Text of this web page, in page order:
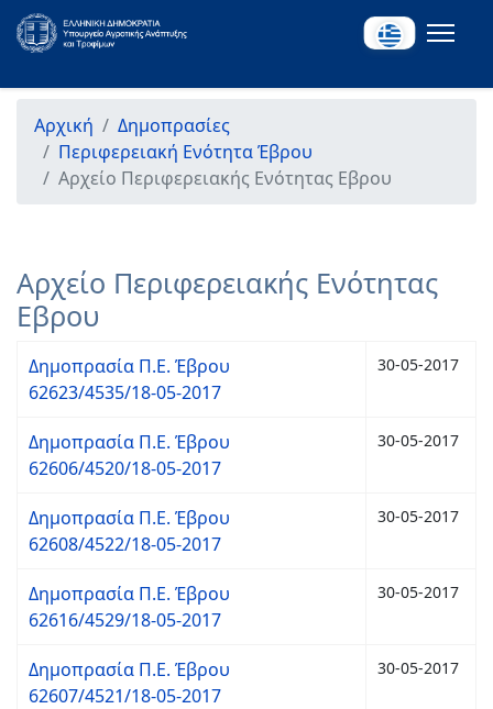
Αρχική
Δημοπρασίες
Περιφερειακή Ενότητα Έβρου
Αρχείο Περιφερειακής Ενότητας Εβρου
Αρχείο Περιφερειακής Ενότητας
Εβρου
Δημοπρασία Π.Ε. Έβρου
62623/4535/18-05-2017
30-05-2017
Δημοπρασία Π.Ε. Έβρου
62606/4520/18-05-2017
30-05-2017
Δημοπρασία Π.Ε. Έβρου
62608/4522/18-05-2017
30-05-2017
Δημοπρασία Π.Ε. Έβρου
62616/4529/18-05-2017
30-05-2017
Δημοπρασία Π.Ε. Έβρου
62607/4521/18-05-2017
30-05-2017